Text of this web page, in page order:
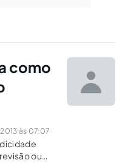
como
às 07:07
ou